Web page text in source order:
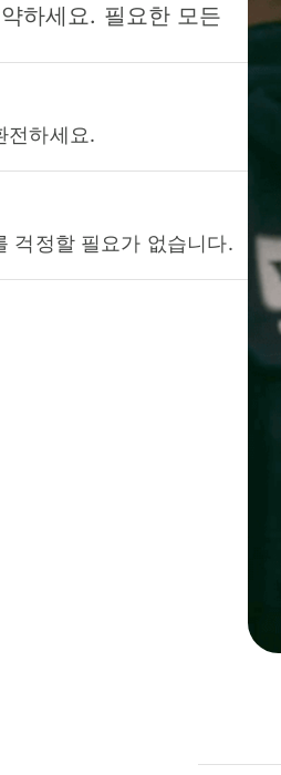
하세요. 필요한 모든
전하세요.
걱정할 필요가 없습니다.